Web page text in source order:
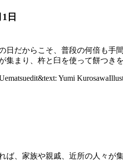
日
日だからこそ、普段の何倍も手
集まり、杵と臼を使って餅つき
edit&text: Yumi Kurosawa
ば、家族や親戚、近所の人々が